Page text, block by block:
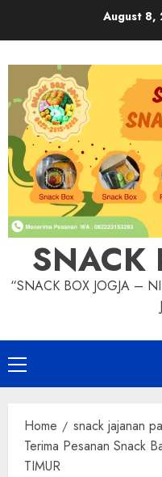
August 8,
SNACK
“SNACK BOX JOGJA –
Primary
Menu
Home
snack jajanan
Terima Pesanan Snack
TIMUR